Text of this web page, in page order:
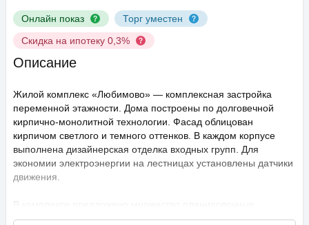
Онлайн показ
Торг уместен
Скидка на ипотеку 0,3%
Описание
Жилой комплекс «Любимово» — комплексная застройка
переменной этажности. Дома построены по долговечной
кирпично-монолитной технологии. Фасад облицован
кирпичом светлого и темного оттенков. В каждом корпусе
выполнена дизайнерская отделка входных групп. Для
экономии электроэнергии на лестницах установлены датчики
движения.
В комплексе предложено множество планировочных
решений: в наличии квартиры, как классического типа, так и